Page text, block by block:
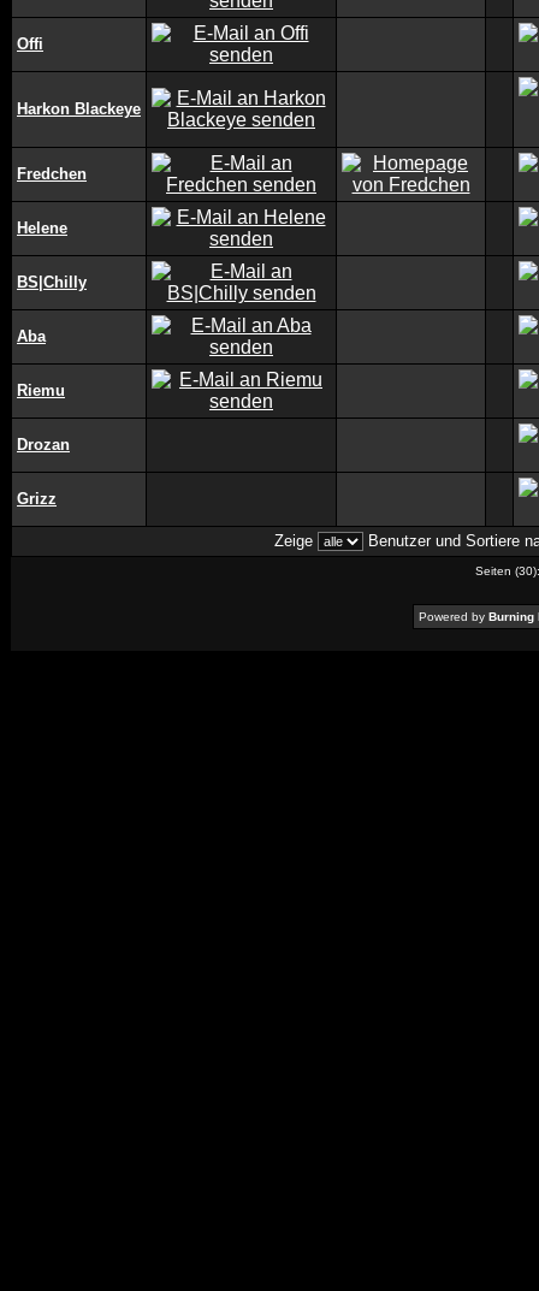
Offi
Harkon Blackeye
Fredchen
Helene
BS|Chilly
Aba
Riemu
Drozan
Grizz
Zeige Benutzer und Sortiere
Seiten
Powered by Burning